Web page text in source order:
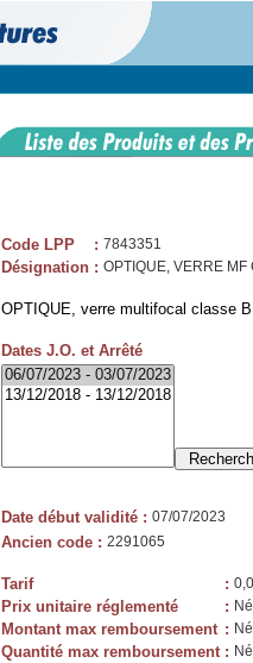
Code LPP : 7843351
Désignation : OPTIQUE, VERRE
OPTIQUE, verre multifocal classe
Dates J.O. et Arrêté
Date début validité : 07/07/2023
Ancien code : 2291065
Tarif :
Prix unitaire réglementé :
Montant max remboursement :
Quantité max remboursement :